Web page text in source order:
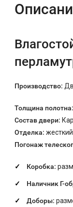
Производство:
Толщина полотна:
Состав двери:
Отделка:
Погонаж
Коробка:
Наличник Г-
Доборы: